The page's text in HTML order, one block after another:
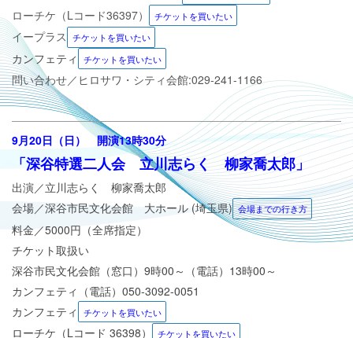
ローチケ（Lコード36397）
チケットを買いたい
イープラス チケットを買いたい
カンフェティ チケットを買いたい
問い合わせ／ヒロサワ・シティ会館:029-241-1166
9月20日（日） 開演13時30分
「深谷特選二人会 立川志らく 柳家喬太郎」
出演／立川志らく 柳家喬太郎
会場／深谷市民文化会館 大ホール (埼玉県) 会場までの行き方
料金／5000円（全席指定）
チケット取扱い
深谷市民文化会館（窓口）9時00～（電話）13時00～
カンフェティ（電話）050-3092-0051
カンフェティ
チケットを買いたい
ローチケ（Lコード 36398） チケットを買いたい